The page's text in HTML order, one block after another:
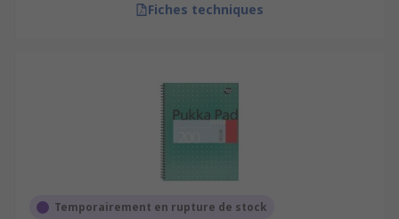
Fiches techniques
Temporairement en rupture de stock